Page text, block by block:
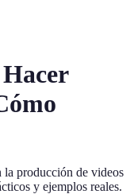
la producción de videos
y ejemplos reales.